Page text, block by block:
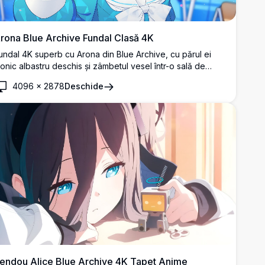
Blue Archive Fundal Clasă 4K
4K superb cu Arona din Blue Archive, cu părul ei
albastru deschis și zâmbetul vesel într-o sală de
pentru fundaluri de desktop.
4096 × 2878Deschide
Alice Blue Archive 4K Tapet Anime